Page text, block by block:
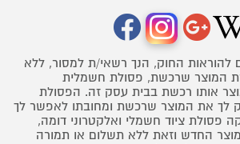
להוראות החוק, הנך רשאי/ת למסור, ללא
המוצר שרכשת, פסולת חשמלית
אותו רכשת בבית עסק זה. הפסולת
לך את המוצר שרכשת ומחובתו לאפשר לך
פסולת ציוד חשמלי ואלקטרוני דומה,
החדש וזאת ללא תשלום או תמורה